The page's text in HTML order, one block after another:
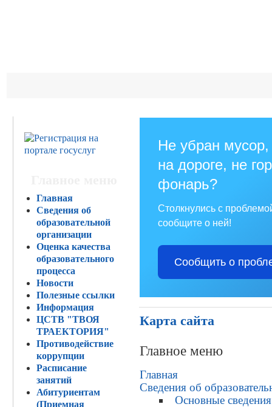
Главная
Сведения об
образовательной
организации
Оценка качества
образовательного
процесса
Новости
Полезные ссылки
Информация
ЦСТВ "ТВОЯ
ТРАЕКТОРИЯ"
Противодействие
коррупции
Расписание
занятий
Абитуриентам
(Приемная
Не убран
на дороге, не
фонарь?
Столкнулись с
сообщите о ней!
Сообщить о
Карта сайта
Главное меню
Главная
Сведения об
Основные сведения